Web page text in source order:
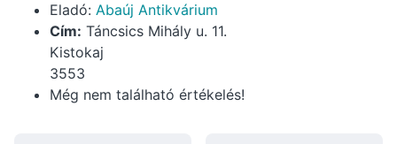
Eladó: Abaúj Antikvárium
Cím: Táncsics Mihály u. 11.
Kistokaj
3553
Még nem található értékelés!